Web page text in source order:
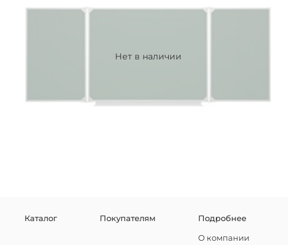
Нет в наличии
Каталог Покупателям Подробнее
О компании